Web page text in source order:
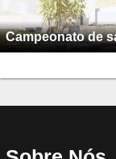
Campeonato de